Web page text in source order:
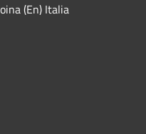
(En) Italia